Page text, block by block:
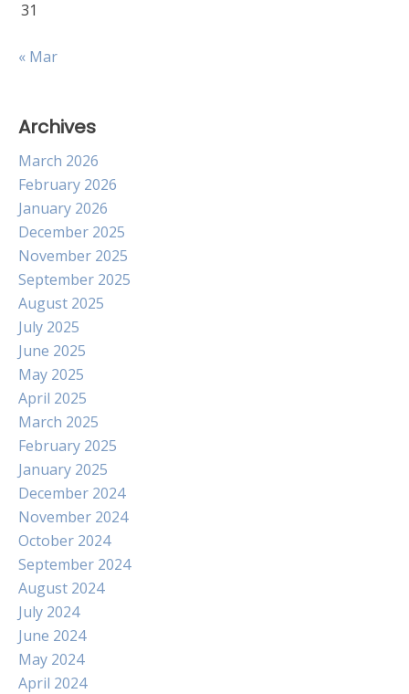
31
« Mar
Archives
March 2026
February 2026
January 2026
December 2025
November 2025
September 2025
August 2025
July 2025
June 2025
May 2025
April 2025
March 2025
February 2025
January 2025
December 2024
November 2024
October 2024
September 2024
August 2024
July 2024
June 2024
May 2024
April 2024